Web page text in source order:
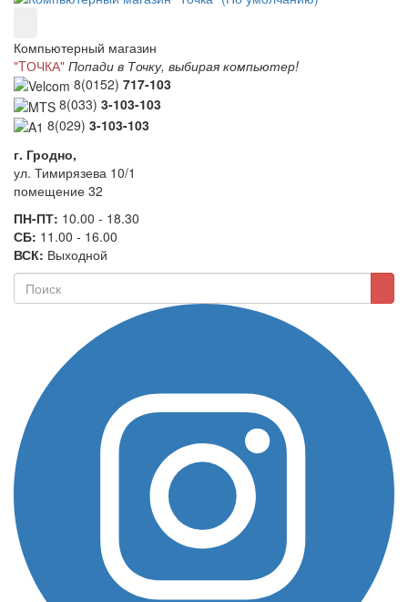
Компьютерный магазин
"TОЧКА" Попади в Точку, выбирая компьютер!
8(0152) 717-103
8(033) 3-103-103
8(029) 3-103-103
г. Гродно,
ул. Тимирязева 10/1
помещение 32
ПН-ПТ: 10.00 - 18.30
СБ: 11.00 - 16.00
ВСК: Выходной